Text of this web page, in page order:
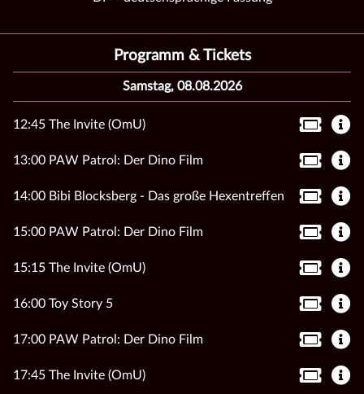
Programm & Tickets
Samstag, 08.08.2026
12:45 The Invite (OmU)
13:00 PAW Patrol: Der Dino Film
14:00 Bibi Blocksberg - Das große Hexentreffen
15:00 PAW Patrol: Der Dino Film
15:15 The Invite (OmU)
16:00 Toy Story 5
17:00 PAW Patrol: Der Dino Film
17:45 The Invite (OmU)